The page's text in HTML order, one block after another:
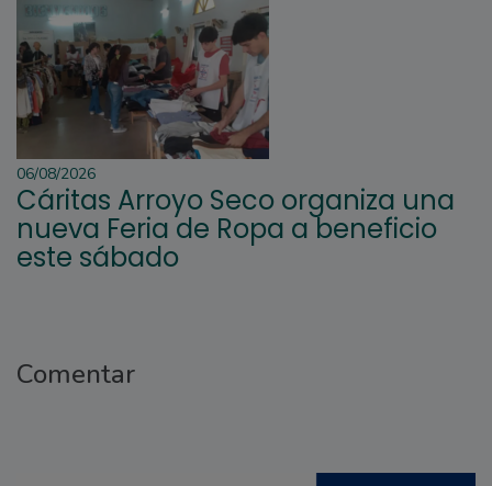
06/08/2026
Cáritas Arroyo Seco organiza una
nueva Feria de Ropa a beneficio
este sábado
Comentar